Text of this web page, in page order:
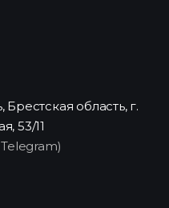
область, г.
53/11
Telegram)